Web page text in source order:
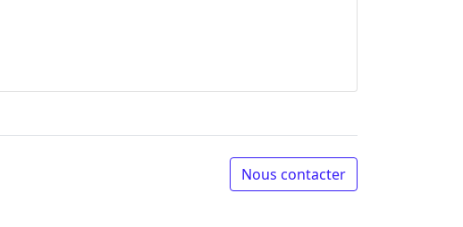
Nous contacter